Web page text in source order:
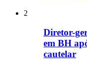
2
Diretor-
em BH
cautelar